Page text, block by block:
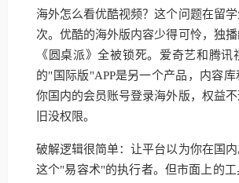
海外怎么看优酷视频？这个问题在留
次。优酷的海外版内容少得可怜，独播
《圆桌派》全被锁死。爱奇艺和腾讯
的"国际版"APP是另一个产品，内容库
你国内的会员账号登录海外版，权益
旧没权限。
破解逻辑很简单：让平台以为你在国
这个"易容术"的执行者。但市面上的